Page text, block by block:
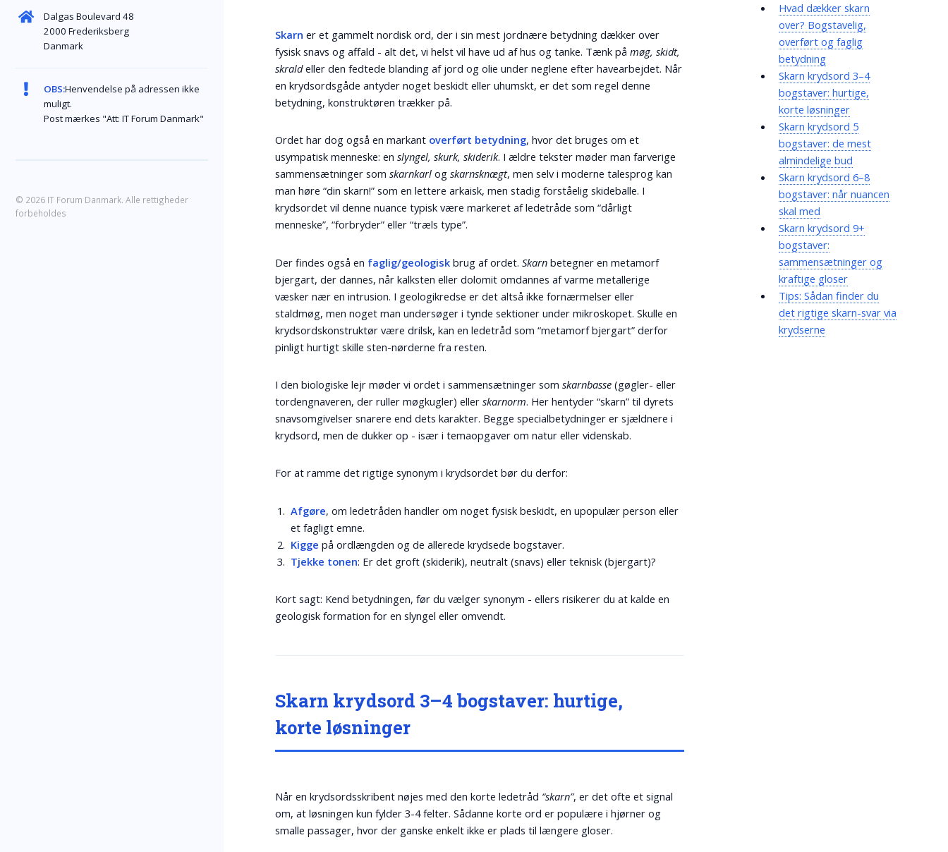
Skarn er et gammelt nordisk ord, der i sin mest jordnære betydning dækker over
fysisk snavs og affald - alt det, vi helst vil have ud af hus og tanke. Tænk påmøg, skidt,
skraldeller den fedtede blanding af jord og olie under neglene efter havearbejdet. Når
en krydsordsgåde antyder noget beskidt eller uhumskt, er det som regel denne
betydning, konstruktøren trækker på.
Ordet har dog også en markant overført betydning, hvor det bruges om et
usympatisk menneske: enslyngel, skurk, skiderik. I ældre tekster møder man farverige
sammensætninger somskarnkarl ogskarnsknægt, men selv i moderne talesprog kan
man høre “din skarn!” som en lettere arkaisk, men stadig forståelig skideballe. I
krydsordet vil denne nuance typisk være markeret af ledetråde som “dårligt
menneske”, “forbryder” eller “træls type”.
Der findes også en faglig/geologisk brug af ordet.Skarn betegner en metamorf
bjergart, der dannes, når kalksten eller dolomit omdannes af varme metallerige
væsker nær en intrusion. I geologikredse er det altså ikke fornærmelser eller
staldmøg, men noget man undersøger i tynde sektioner under mikroskopet. Skulle en
krydsordskonstruktør være drilsk, kan en ledetråd som “metamorf bjergart” derfor
pinligt hurtigt skille sten-nørderne fra resten.
I den biologiske lejr møder vi ordet i sammensætninger somskarnbasse (gøgler- eller
tordengnaveren, der ruller møgkugler) ellerskarnorm. Her hentyder “skarn” til dyrets
snavsomgivelser snarere end dets karakter. Begge specialbetydninger er sjældnere i
krydsord, men de dukker op - især i temaopgaver om natur eller videnskab.
For at ramme det rigtige synonym i krydsordet bør du derfor:
Afgøre, om ledetråden handler om noget fysisk beskidt, en upopulær person eller
et fagligt emne.
Kigge på ordlængden og de allerede krydsede bogstaver.
Tjekke tonen: Er det groft (skiderik), neutralt (snavs) eller teknisk (bjergart)?
Kort sagt: Kend betydningen, før du vælger synonym - ellers risikerer du at kalde en
geologisk formation for en slyngel eller omvendt.
Skarn krydsord 3–4 bogstaver: hurtige,
korte løsninger
Når en krydsordsskribent nøjes med den korte ledetråd “skarn”, er det ofte et signal
om, at løsningen kun fylder 3-4 felter. Sådanne korte ord er populære i hjørner og
smalle passager, hvor der ganske enkelt ikke er plads til længere gloser.
Hvad dækker skarn
over? Bogstavelig,
overført og faglig
betydning
Skarn krydsord 3–4
bogstaver: hurtige,
korte løsninger
Skarn krydsord 5
bogstaver: de mest
almindelige bud
Skarn krydsord 6–8
bogstaver: når nuancen
skal med
Skarn krydsord 9+
bogstaver:
sammensætninger og
kraftige gloser
Tips: Sådan finder du
det rigtige skarn-svar via
krydserne
Dalgas Boulevard 48
2000 Frederiksberg
Danmark
OBS:Henvendelse på adressen ikke
muligt.
Post mærkes "Att: IT Forum Danmark"
© 2026 IT Forum Danmark. Alle rettigheder
forbeholdes